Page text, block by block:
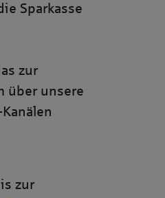
Sparkasse
zur
über unsere
zur